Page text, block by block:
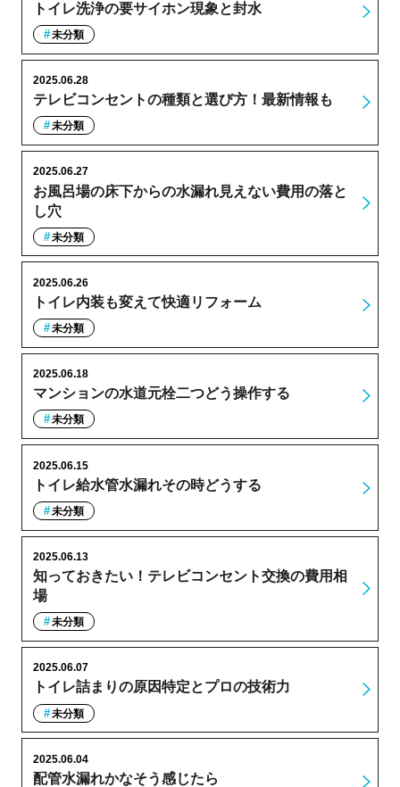
トイレ洗浄の要サイホン現象と封水
未分類
テレビコンセントの種類と選び方！最新情報も
2025.06.28
未分類
お風呂場の床下からの水漏れ見えない費用の落と
し穴
2025.06.27
未分類
トイレ内装も変えて快適リフォーム
2025.06.26
未分類
マンションの水道元栓二つどう操作する
2025.06.18
未分類
トイレ給水管水漏れその時どうする
2025.06.15
未分類
知っておきたい！テレビコンセント交換の費用相
場
2025.06.13
未分類
トイレ詰まりの原因特定とプロの技術力
2025.06.07
未分類
配管水漏れかなそう感じたら
2025.06.04